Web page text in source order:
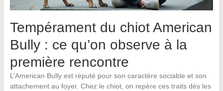
Tempérament du chiot American
Bully : ce qu’on observe à la
première rencontre
L’American Bully est réputé pour son caractère sociable et son
attachement au foyer. Chez le chiot, on repère ces traits dès les